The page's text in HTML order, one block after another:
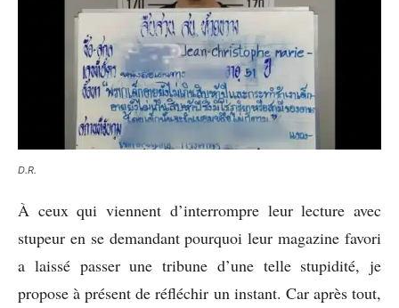
D.R.
À ceux qui viennent d’interrompre leur lecture avec
stupeur en se demandant pourquoi leur magazine favori
a laissé passer une tribune d’une telle stupidité, je
propose à présent de réfléchir un instant. Car après tout,